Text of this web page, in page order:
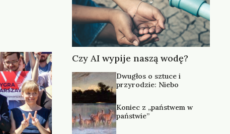
Czy AI wypije naszą wodę?
Dwugłos o sztuce i
przyrodzie: Niebo
Koniec z „państwem w
państwie”